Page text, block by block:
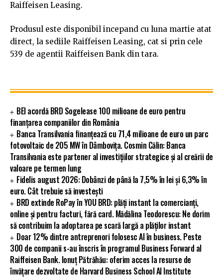
Raiffeisen Leasing.
Produsul este disponibil incepand cu luna martie atat
direct, la sediile Raiffeisen Leasing, cat si prin cele
539 de agentii Raiffeisen Bank din tara.
BEI acordă BRD Sogelease 100 milioane de euro pentru
finanțarea companiilor din România
Banca Transilvania finanțează cu 71,4 milioane de euro un parc
fotovoltaic de 205 MW în Dâmbovița. Cosmin Călin: Banca
Transilvania este partener al investițiilor strategice și al creării de
valoare pe termen lung
Fidelis august 2026: Dobânzi de până la 7,5% în lei și 6,3% în
euro. Cât trebuie să investești
BRD extinde RoPay în YOU BRD: plăți instant la comercianți,
online și pentru facturi, fără card. Mădălina Teodorescu: Ne dorim
să contribuim la adoptarea pe scară largă a plăților instant
Doar 12% dintre antreprenori folosesc AI în business. Peste
300 de companii s-au înscris în programul Business Forward al
Raiffeisen Bank. Ionuț Pătrăhău: oferim acces la resurse de
învățare dezvoltate de Harvard Business School AI Institute